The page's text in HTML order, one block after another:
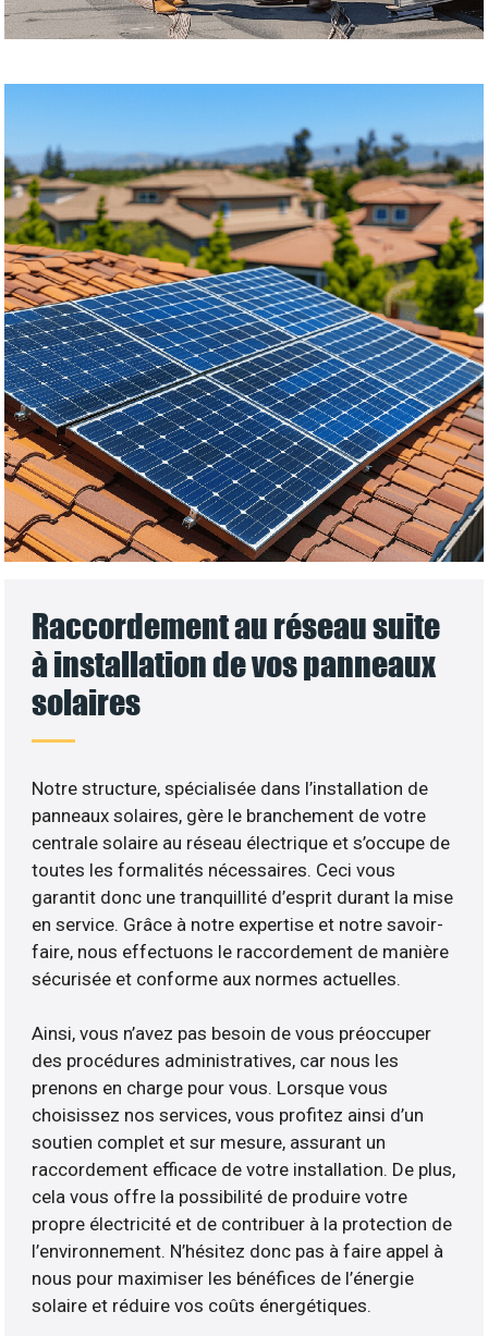
Raccordement au réseau suite
à installation de vos panneaux
solaires
Notre structure, spécialisée dans l’installation de
panneaux solaires, gère le branchement de votre
centrale solaire au réseau électrique et s’occupe de
toutes les formalités nécessaires. Ceci vous
garantit donc une tranquillité d’esprit durant la mise
en service. Grâce à notre expertise et notre savoir-
faire, nous effectuons le raccordement de manière
sécurisée et conforme aux normes actuelles.
Ainsi, vous n’avez pas besoin de vous préoccuper
des procédures administratives, car nous les
prenons en charge pour vous. Lorsque vous
choisissez nos services, vous profitez ainsi d’un
soutien complet et sur mesure, assurant un
raccordement efficace de votre installation. De plus,
cela vous offre la possibilité de produire votre
propre électricité et de contribuer à la protection de
l’environnement. N’hésitez donc pas à faire appel à
nous pour maximiser les bénéfices de l’énergie
solaire et réduire vos coûts énergétiques.